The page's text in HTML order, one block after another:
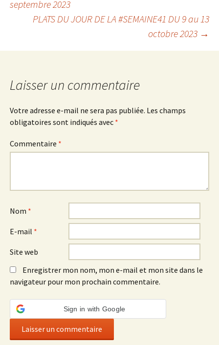
des
articles
septembre 2023
PLATS DU JOUR DE LA #SEMAINE41 DU 9 au 13
octobre 2023 →
Laisser un commentaire
Votre adresse e-mail ne sera pas publiée. Les champs
obligatoires sont indiqués avec *
Commentaire *
Nom *
E-mail *
Site web
Enregistrer mon nom, mon e-mail et mon site dans le
navigateur pour mon prochain commentaire.
Sign in with Google